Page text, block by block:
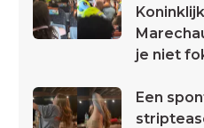
je niet
Een